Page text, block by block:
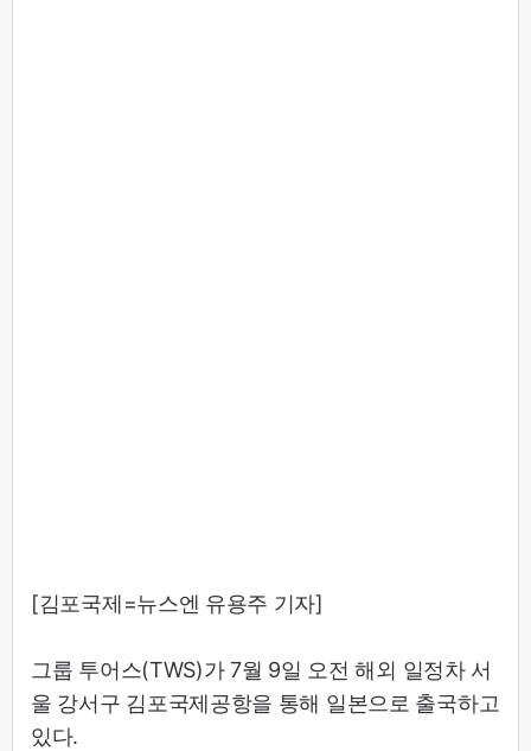
[김포국제=뉴스엔 유용주 기자]
그룹 투어스(TWS)가 7월 9일 오전 해외 일정차 서
울 강서구 김포국제공항을 통해 일본으로 출국하고
있다.